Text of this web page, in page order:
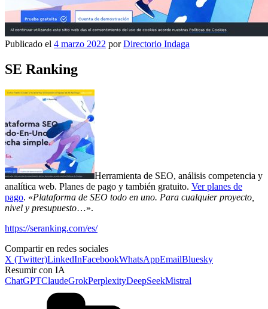
Publicado el 4 marzo 2022 porDirectorio Indaga
SE Ranking
Herramienta de SEO, análisis competencia y
analítica web. Planes de pago y también gratuito. Ver planes de
pago. «Plataforma de SEO todo en uno. Para cualquier proyecto,
nivel y presupuesto…».
https://seranking.com/es/
Compartir en redes sociales
X (Twitter)LinkedInFacebookWhatsAppEmailBluesky
Resumir con IA
ChatGPTClaudeGrokPerplexityDeepSeekMistral